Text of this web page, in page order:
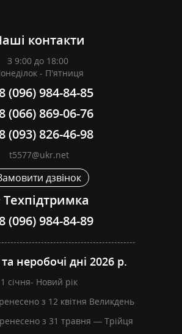
контакти
З 9:00 до 18:00
- П'ятниця
(096) 984-84-85
(066) 869-06-76
(093) 826-46-98
t5577@ukr.net
дзвінок
Техпідтримка
(096) 984-84-89
неробочі дні 2026 р.
1 січня- Новий рік
з 12 квітня Великдень
з 31 травня — Трійця